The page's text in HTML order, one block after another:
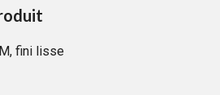
fini lisse